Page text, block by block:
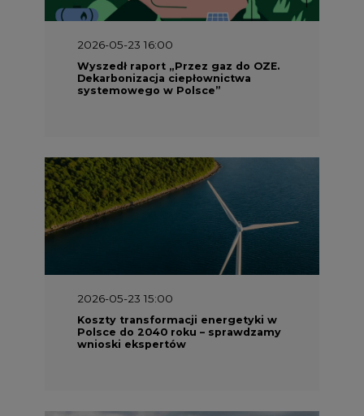
2026-05-23 16:00
Wyszedł raport „Przez gaz do OZE.
Dekarbonizacja ciepłownictwa
systemowego w Polsce”
2026-05-23 15:00
Koszty transformacji energetyki w
Polsce do 2040 roku – sprawdzamy
wnioski ekspertów